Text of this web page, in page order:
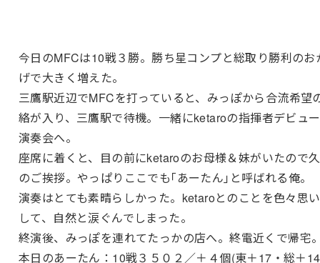
今日のMFCは10戦３勝。勝ち星コンプと総取り勝利のお
げで大きく増えた。
三鷹駅近辺でMFCを打っていると、みっぽから合流希望
絡が入り、三鷹駅で待機。一緒にketaroの指揮者デビュ
演奏会へ。
座席に着くと、目の前にketaroのお母様＆妹がいたので
のご挨拶。やっぱりここでも｢あーたん｣と呼ばれる俺。
演奏はとても素晴らしかった。ketaroとのことを色々思
して、自然と涙ぐんでしまった。
終演後、みっぽを連れてたっかの店へ。終電近くで帰宅
本日のあーたん：10戦３５０２／＋４個(東＋17・総＋